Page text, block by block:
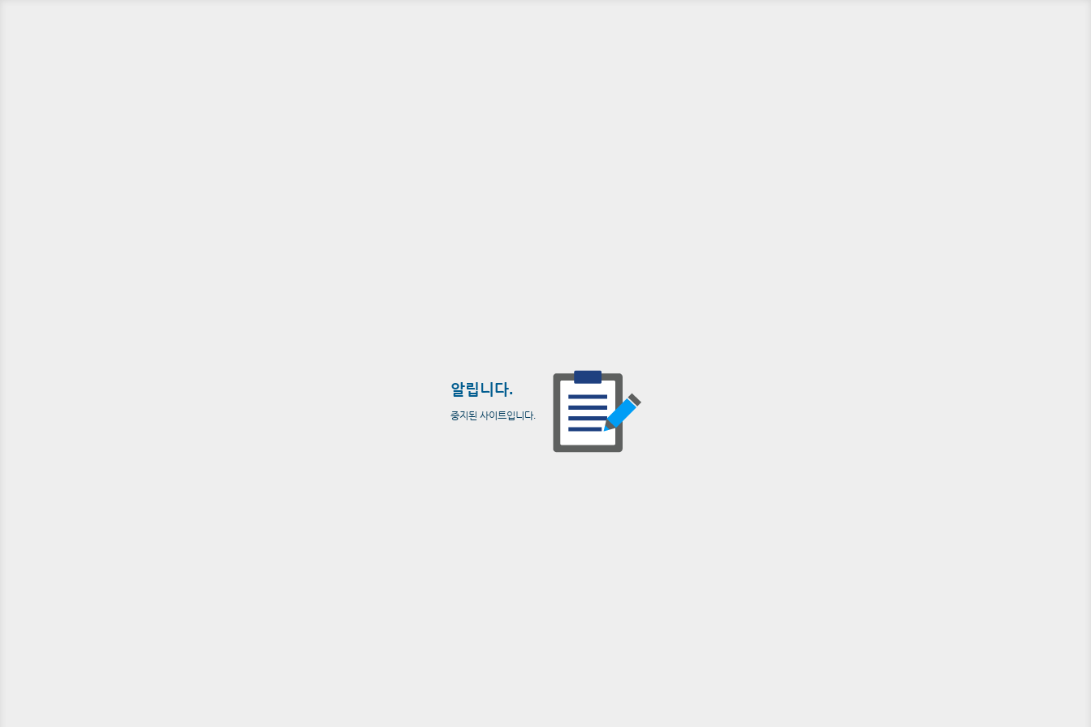
알립니다.
중지된 사이트입니다.